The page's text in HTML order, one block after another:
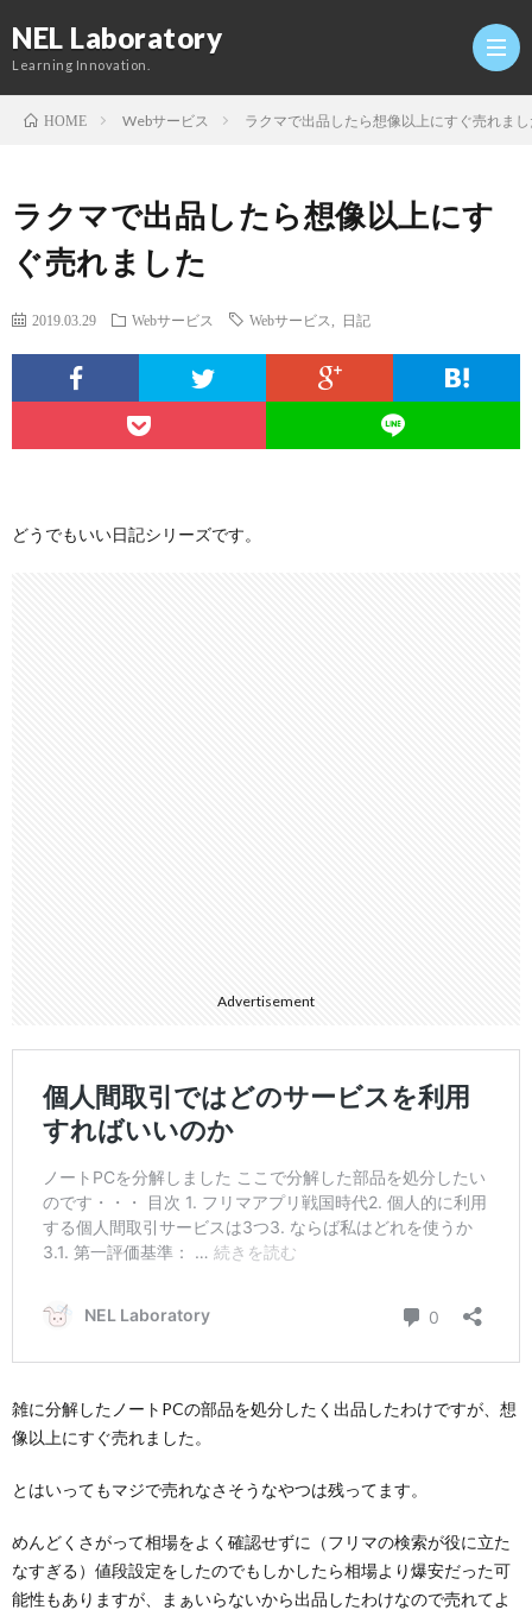
NEL Laboratory
Learning Innovation.
HOME Webサービス ラクマで出品したら想像以上にすぐ売れま
ラクマで出品したら想像以上にす
ぐ売れました
2019.03.29 Webサービス Webサービス 日記
どうでもいい日記シリーズです。
Advertisement
雑に分解したノートPCの部品を処分したく出品したわけですが、想
像以上にすぐ売れました。
とはいってもマジで売れなさそうなやつは残ってます。
めんどくさがって相場をよく確認せずに（フリマの検索が役に立た
なすぎる）値段設定をしたのでもしかしたら相場より爆安だった可
能性もありますが、まぁいらないから出品したわけなので売れてよ